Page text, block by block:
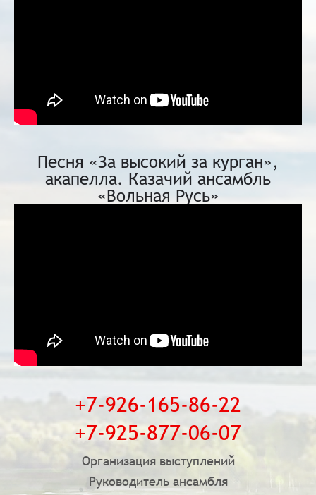
Песня «За высокий за курган»,
акапелла. Казачий ансамбль
«Вольная Русь»
+7-926-165-86-22
+7-925-877-06-07
Организация выступлений
Руководитель ансамбля